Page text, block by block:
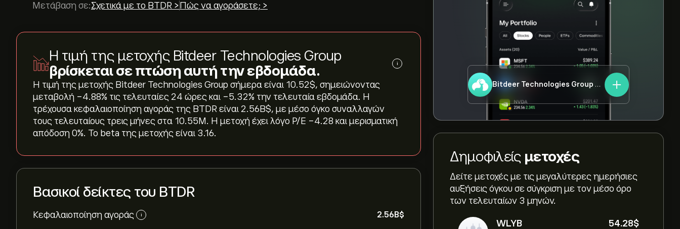
Bitdeer Technologies Group BTDR
Δημοφιλείς μετοχές
Δείτε μετοχές με τις μεγαλύτερες ημερήσιες
αυξήσεις όγκου σε σύγκριση με τον μέσο όρο
των τελευταίων 3 μηνών.
WLYB
54.28‎$‎
Μετάβαση σε:Σχετικά με το BTDR > Πώς να αγοράσετε; >
Η τιμή της μετοχής Bitdeer Technologies Group
βρίσκεται σε πτώση αυτή την εβδομάδα.
i
Η τιμή της μετοχής Bitdeer Technologies Group σήμερα είναι 10.52‎$‎, σημειώνοντας
μεταβολή ‎-4.88‎% τις τελευταίες 24 ώρες και ‎-5.32‎% την τελευταία εβδομάδα. Η
τρέχουσα κεφαλαιοποίηση αγοράς της BTDR είναι 2.56B‎$‎, με μέσο όγκο συναλλαγών
τους τελευταίους τρεις μήνες στα 10.55M. Η μετοχή έχει λόγο P/E -4.28 και μερισματική
απόδοση 0%. Το beta της μετοχής είναι 3.16.
Βασικοί δείκτες του BTDR
Κεφαλαιοποίηση αγοράς i 2.56B‎$‎